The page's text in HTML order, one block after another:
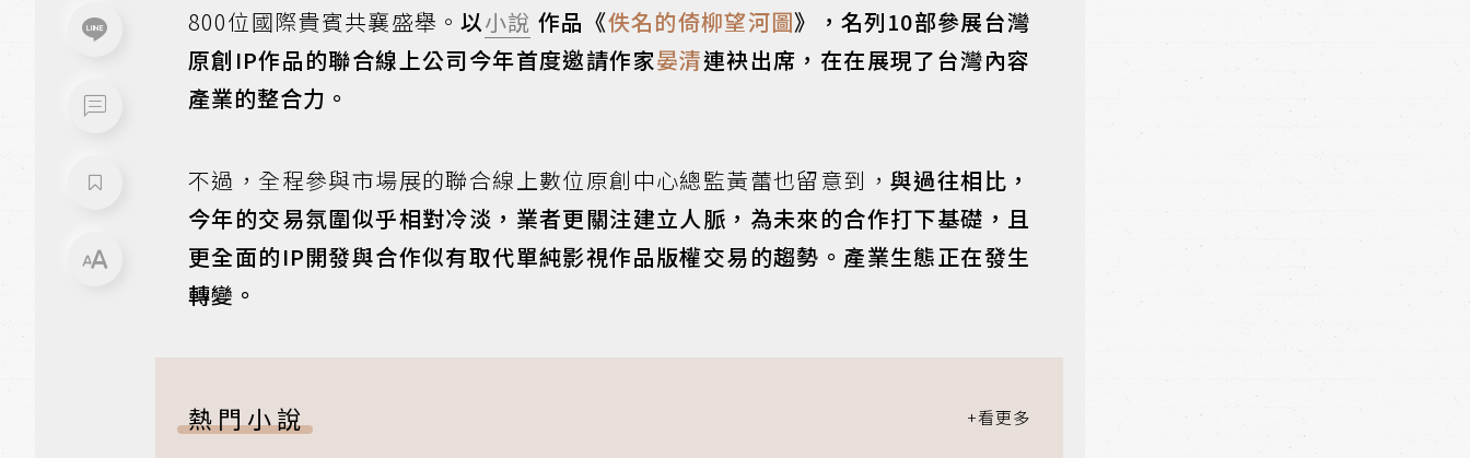
800位國際貴賓共襄盛舉。以小說 作品《佚名的倚柳望河圖》，名列10部參展台灣
原創IP作品的聯合線上公司今年首度邀請作家晏清連袂出席，在在展現了台灣內容
產業的整合力。
不過，全程參與市場展的聯合線上數位原創中心總監黃蕾也留意到， 與過往相比，
今年的交易氛圍似乎相對冷淡，業者更關注建立人脈，為未來的合作打下基礎，且
更全面的IP開發與合作似有取代單純影視作品版權交易的趨勢。產業生態正在發生
轉變。
熱門小說